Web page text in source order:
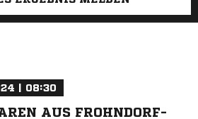
| 08:30
AUS FROHNDORF-